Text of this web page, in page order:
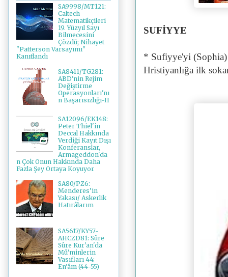
SUFİYYE
* Sufiyye'yi (Sophia)
Hristiyanlığa ilk
SA9998/MT121:
Caltech
Matematikçileri
19. Yüzyıl Sayı
Bilmecesini
Çözdü; Nihayet
"Patterson Varsayımı"
Kanıtlandı
SA8411/TG281:
ABD'nin Rejim
Değiştirme
Operasyonları'nı
n Başarısızlığı-II
SA12096/EK148:
Peter Thiel'in
Deccal Hakkında
Verdiği Kayıt Dışı
Konferanslar,
Armageddon'da
n Çok Onun Hakkında Daha
Fazla Şey Ortaya Koyuyor
SA80/PZ6:
Menderes’in
Yakası/ Askerlik
Hatırâlarım
SA5617/KY57-
AHCZD81: Sûre
Sûre Kur'an'da
Mü'minlerin
Vasıfları 44:
En'âm (44-55)